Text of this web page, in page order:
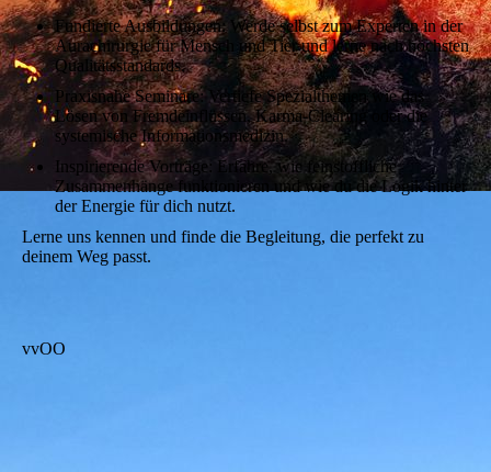
Fundierte Ausbildungen: Werde selbst zum Experten in der
Aurachirurgie für Mensch und Tier und lerne nach höchsten
Qualitätsstandards.
Praxisnahe Seminare: Vertiefe Spezialthemen wie das
Lösen von Fremdeinflüssen, Karma-Clearing oder die
systemische Informationsmedizin.
Inspirierende Vorträge: Erfahre, wie feinstoffliche
Zusammenhänge funktionieren und wie du die Logik hinter
der Energie für dich nutzt.
Lerne uns kennen und finde die Begleitung, die perfekt zu
deinem Weg passt.
vvOO